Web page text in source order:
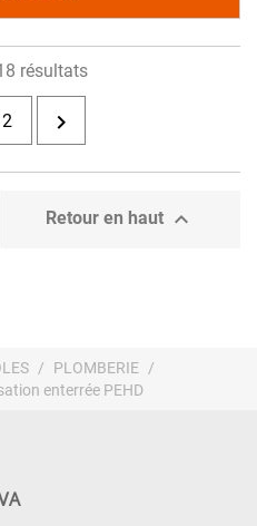
résultats
2 
Retour en haut 
PLOMBERIE
enterrée PEHD